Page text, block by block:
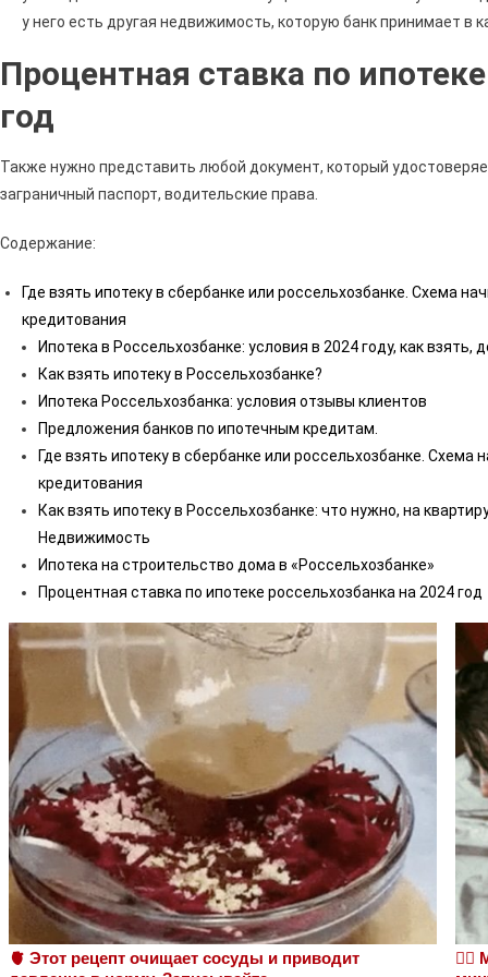
у него есть другая недвижимость, которую банк принимает в
Процентная ставка по
год
Также нужно представить любой документ, который
заграничный паспорт, водительские права.
Содержание:
Где взять ипотеку в сбербанке или россельхозбанке. Схема
кредитования
Ипотека в Россельхозбанке: условия в 2024 году, как взять,
Как взять ипотеку в Россельхозбанке?
Ипотека Россельхозбанка: условия отзывы клиентов
Предложения банков по ипотечным кредитам.
Где взять ипотеку в сбербанке или россельхозбанке.
кредитования
Как взять ипотеку в Россельхозбанке: что нужно, на
Недвижимость
Ипотека на строительство дома в «Россельхозбанке»
Процентная ставка по ипотеке россельхозбанка на 2024 год
🫀 Этот рецепт очищает сосуды и приводит
❤️‍🔥